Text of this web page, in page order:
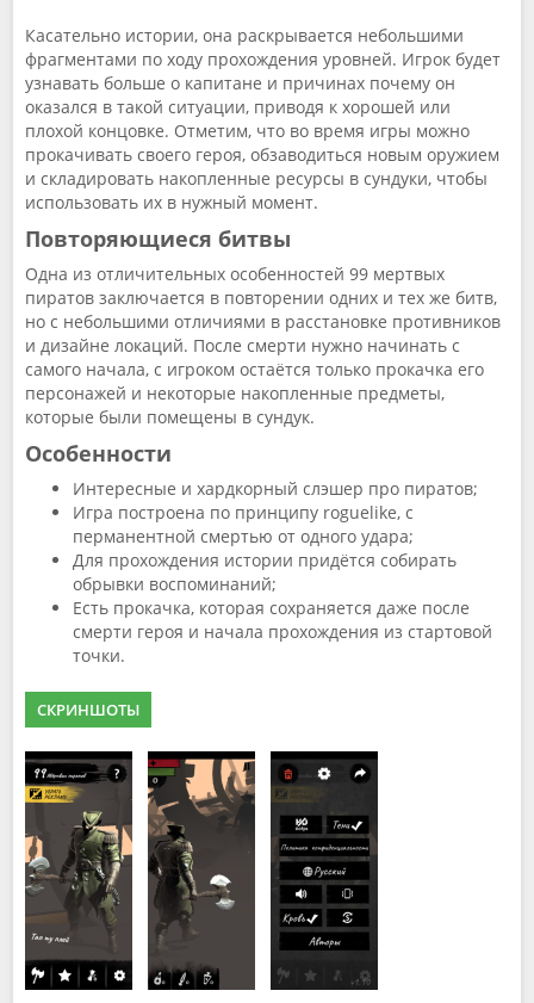
Касательно истории, она раскрывается небольшими
фрагментами по ходу прохождения уровней. Игрок будет
узнавать больше о капитане и причинах почему он
оказался в такой ситуации, приводя к хорошей или
плохой концовке. Отметим, что во время игры можно
прокачивать своего героя, обзаводиться новым оружием
и складировать накопленные ресурсы в сундуки, чтобы
использовать их в нужный момент.
Повторяющиеся битвы
Одна из отличительных особенностей 99 мертвых
пиратов заключается в повторении одних и тех же битв,
но с небольшими отличиями в расстановке противников
и дизайне локаций. После смерти нужно начинать с
самого начала, с игроком остаётся только прокачка его
персонажей и некоторые накопленные предметы,
которые были помещены в сундук.
Особенности
Интересные и хардкорный слэшер про пиратов;
Игра построена по принципу roguelike, с
перманентной смертью от одного удара;
Для прохождения истории придётся собирать
обрывки воспоминаний;
Есть прокачка, которая сохраняется даже после
смерти героя и начала прохождения из стартовой
точки.
СКРИНШОТЫ